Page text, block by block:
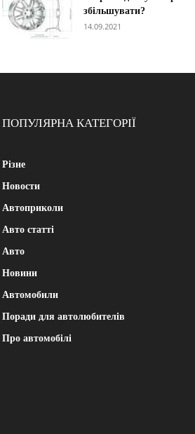
збільшувати?
14.09.2021
ПОПУЛЯРНА КАТЕГОРІЇ
Різне
Новости
Автоприколи
Авто статті
Авто
Новини
Автомобили
Поради для автолюбителів
Про автомобілі